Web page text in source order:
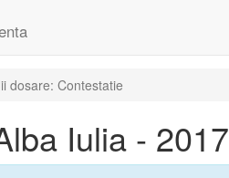
dosare: Contestatie
Iulia - 2017